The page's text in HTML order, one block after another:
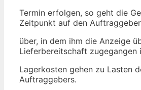
Termin erfolgen, so geht die
Zeitpunkt auf den Auftraggeber
über, in dem ihm die Anzeige
Lieferbereitschaft zugegangen
Lagerkosten gehen zu Lasten
Auftraggebers.